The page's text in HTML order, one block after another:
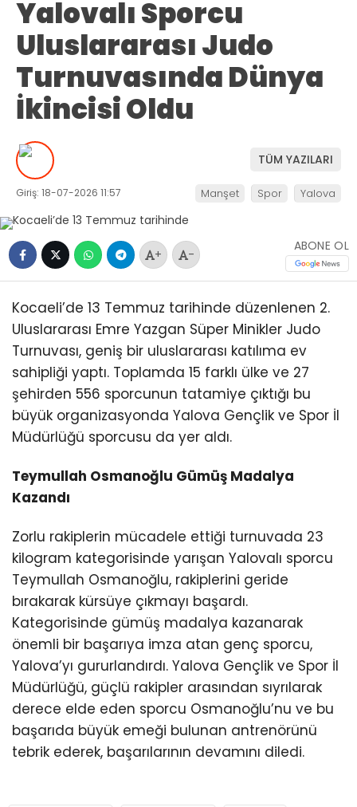
Yalovalı Sporcu
Uluslararası Judo
Turnuvasında Dünya
İkincisi Oldu
TÜM YAZILARI
Giriş: 18-07-2026 11:57 Manşet Spor Yalova
+ -
ABONE OL
Kocaeli’de 13 Temmuz tarihinde düzenlenen 2.
Uluslararası Emre Yazgan Süper Minikler Judo
Turnuvası, geniş bir uluslararası katılıma ev
sahipliği yaptı. Toplamda 15 farklı ülke ve 27
şehirden 556 sporcunun tatamiye çıktığı bu
büyük organizasyonda Yalova Gençlik ve Spor İl
Müdürlüğü sporcusu da yer aldı.
Teymullah Osmanoğlu Gümüş Madalya
Kazandı
Zorlu rakiplerin mücadele ettiği turnuvada 23
kilogram kategorisinde yarışan Yalovalı sporcu
Teymullah Osmanoğlu, rakiplerini geride
bırakarak kürsüye çıkmayı başardı.
Kategorisinde gümüş madalya kazanarak
önemli bir başarıya imza atan genç sporcu,
Yalova’yı gururlandırdı. Yalova Gençlik ve Spor İl
Müdürlüğü, güçlü rakipler arasından sıyrılarak
derece elde eden sporcu Osmanoğlu’nu ve bu
başarıda büyük emeği bulunan antrenörünü
tebrik ederek, başarılarının devamını diledi.